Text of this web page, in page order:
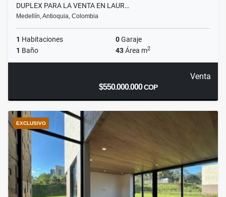
DUPLEX PARA LA VENTA EN LAUR…
Medellín, Antioquia, Colombia
1 Habitaciones 0Garaje
1 Baño 43Área m2
Venta
$550.000.000COP
EXCLUSIVO